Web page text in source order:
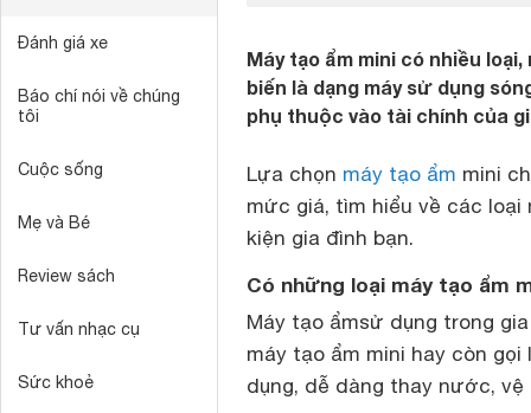
Đánh giá xe
Báo chí nói về chúng
tôi
Cuộc sống
Mẹ và Bé
Review sách
Tư vấn nhạc cụ
Sức khoẻ
Máy tạo ẩm mini có nhiều
biến là dạng máy sử dụng
phụ thuộc vào tài chính của
Lựa chọn máy tạo ẩm mini
mức giá, tìm hiểu về các
kiện gia đình bạn.
Có những loại máy tạo ẩm
Máy tạo ẩmsử dụng trong
máy tạo ẩm mini hay còn
dụng, dễ dàng thay nước, vệ